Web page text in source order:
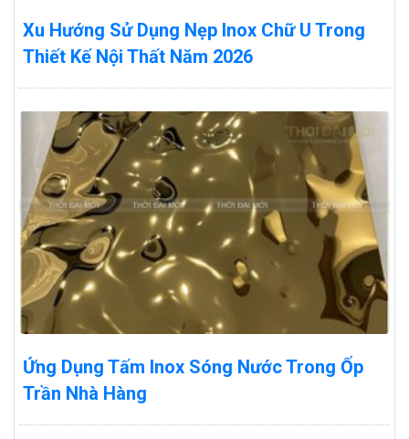
Xu Hướng Sử Dụng Nẹp Inox Chữ U Trong
Thiết Kế Nội Thất Năm 2026
Ứng Dụng Tấm Inox Sóng Nước Trong Ốp
Trần Nhà Hàng